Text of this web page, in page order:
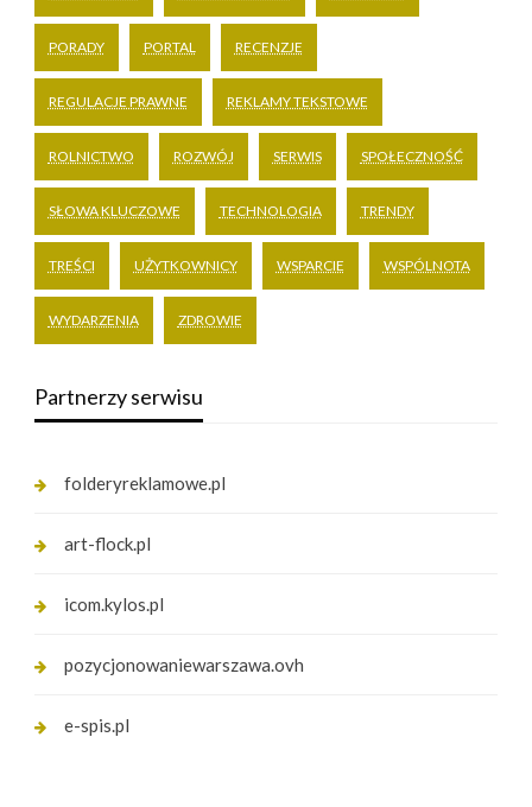
PORADY PORTAL RECENZJE
REGULACJE PRAWNE REKLAMY TEKSTOWE
ROLNICTWO ROZWÓJ SERWIS SPOŁECZNOŚĆ
SŁOWA KLUCZOWE TECHNOLOGIA TRENDY
TREŚCI UŻYTKOWNICY WSPARCIE WSPÓLNOTA
WYDARZENIA ZDROWIE
Partnerzy serwisu
folderyreklamowe.pl
art-flock.pl
icom.kylos.pl
pozycjonowaniewarszawa.ovh
e-spis.pl